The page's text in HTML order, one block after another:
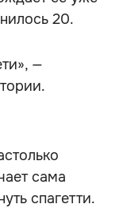
20.
—
сама
спагетти.